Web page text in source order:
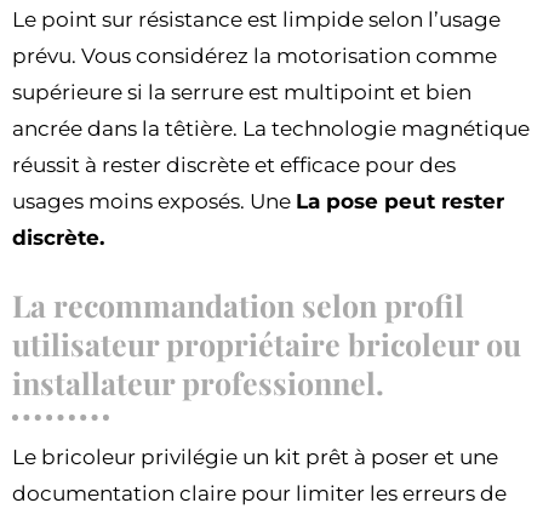
Le point sur résistance est limpide selon l’usage
prévu. Vous considérez la motorisation comme
supérieure si la serrure est multipoint et bien
ancrée dans la têtière. La technologie magnétique
réussit à rester discrète et efficace pour des
usages moins exposés. Une La pose peut rester
discrète.
La recommandation selon profil
utilisateur propriétaire bricoleur ou
installateur professionnel.
Le bricoleur privilégie un kit prêt à poser et une
documentation claire pour limiter les erreurs de